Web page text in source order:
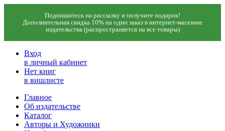
Подпишитесь на рассылку и получите подарок!
Дополнительная скидка 10% на один заказ в интернет-магазине
издательства (распространяется на все товары)
Вход
в личный кабинет
Нет книг
в вишлисте
Главное
Об издательстве
Каталог
Авторы и Художники